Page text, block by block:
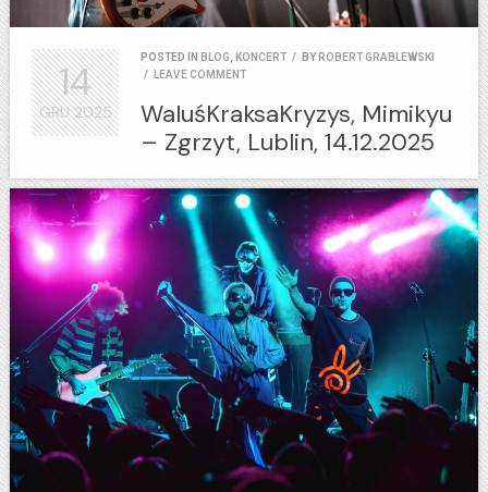
POSTED IN BLOG KONCERT / BY ROBERT GRABLEWSKI
/
LEAVE COMMENT
WaluśKraksaKryzys, Mimikyu
– Zgrzyt, Lublin, 14.12.2025
14
GRU2025